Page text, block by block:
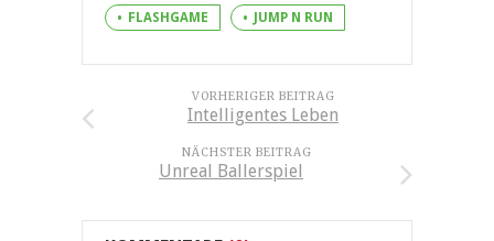
FLASHGAME JUMP N RUN
VORHERIGER BEITRAG
Intelligentes Leben
NÄCHSTER BEITRAG
Unreal Ballerspiel